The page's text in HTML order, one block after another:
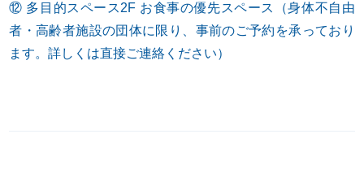
⑫ 多目的スペース2F お食事の優先スペース（身体不自由
者・高齢者施設の団体に限り、事前のご予約を承っており
ます。詳しくは直接ご連絡ください）